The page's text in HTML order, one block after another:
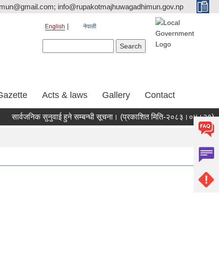
info@rupakotmajhuwagadhimun.gov.np
English नेपाली
Acts & laws Gallery Contact
सुनुवाई हुने सम्बन्धी सूचना। (प्रकाशित मिति-२०८३।०४।२१)